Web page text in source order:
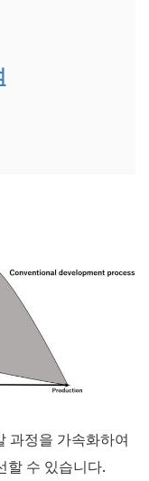
과정을 가속화하여
할 수 있습니다.